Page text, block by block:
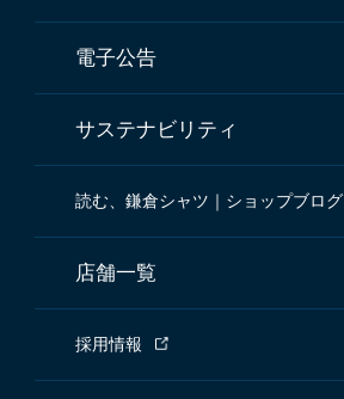
電子公告
サステナビリティ
読む、鎌倉シャツ｜ショップブログ
店舗一覧
採用情報